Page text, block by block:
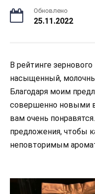
Обновлено
25.11.2022
В рейтинге
насыщенный,
Благодаря моим
совершенно новыми
вам очень
предложения, чтобы
неповторимым